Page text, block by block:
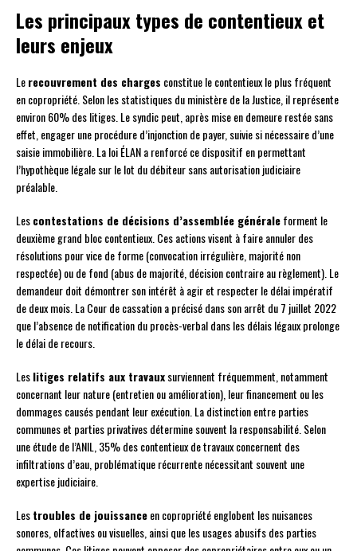
Les principaux types de contentieux et
leurs enjeux
Lerecouvrement des charges constitue le contentieux le plus fréquent
en copropriété. Selon les statistiques du ministère de la Justice, il représente
environ 60% des litiges. Le syndic peut, après mise en demeure restée sans
effet, engager une procédure d’injonction de payer, suivie si nécessaire d’une
saisie immobilière. La loi ÉLAN a renforcé ce dispositif en permettant
l’hypothèque légale sur le lot du débiteur sans autorisation judiciaire
préalable.
Lescontestations de décisions d’assemblée généraleforment le
deuxième grand bloc contentieux. Ces actions visent à faire annuler des
résolutions pour vice de forme (convocation irrégulière, majorité non
respectée) ou de fond (abus de majorité, décision contraire au règlement). Le
demandeur doit démontrer son intérêt à agir et respecter le délai impératif
de deux mois. La Cour de cassation a précisé dans son arrêt du 7 juillet 2022
que l’absence de notification du procès-verbal dans les délais légaux prolonge
le délai de recours.
Leslitiges relatifs aux travauxsurviennent fréquemment, notamment
concernant leur nature (entretien ou amélioration), leur financement ou les
dommages causés pendant leur exécution. La distinction entre parties
communes et parties privatives détermine souvent la responsabilité. Selon
une étude de l’ANIL, 35% des contentieux de travaux concernent des
infiltrations d’eau, problématique récurrente nécessitant souvent une
expertise judiciaire.
Lestroubles de jouissanceen copropriété englobent les nuisances
sonores, olfactives ou visuelles, ainsi que les usages abusifs des parties